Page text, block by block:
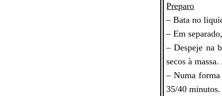
Preparo
– Bata no
– Em
– Despeje na
secosà
– Numa forma
35/40 minutos.